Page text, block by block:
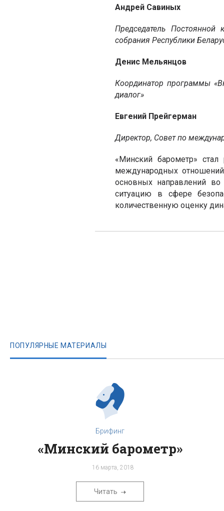
Андрей Савиных
Председатель
собрания Республики
Денис Мельянцов
Координатор программы
диалог»
Евгений Прейгерман
Директор, Совет по
«Минский барометр» стал
международных
основных направлений
ситуацию в сфере
количественную оценку
ПОПУЛЯРНЫЕ МАТЕРИАЛЫ
Брифинг
«Минский барометр»
16 марта, 2018
Читать